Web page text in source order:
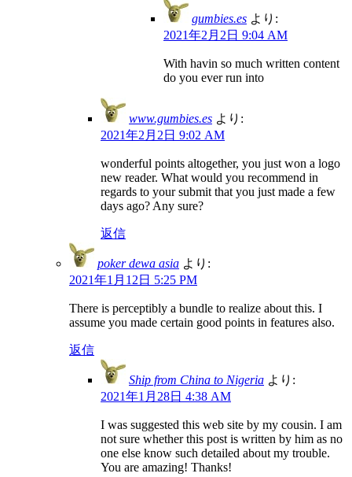
gumbies.es より:
2021年2月2日 9:04 AM
With havin so much written content
do you ever run into
www.gumbies.es より:
2021年2月2日 9:02 AM
wonderful points altogether, you just won a logo
new reader. What would you recommend in
regards to your submit that you just made a few
days ago? Any sure?
返信
poker dewa asia より:
2021年1月12日 5:25 PM
There is perceptibly a bundle to realize about this. I
assume you made certain good points in features also.
返信
Ship from China to Nigeria より:
2021年1月28日 4:38 AM
I was suggested this web site by my cousin. I am
not sure whether this post is written by him as no
one else know such detailed about my trouble.
You are amazing! Thanks!